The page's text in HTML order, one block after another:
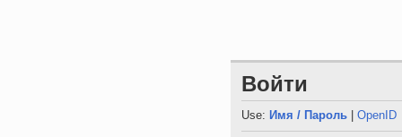
Войти
Use: Имя / Пароль |OpenID